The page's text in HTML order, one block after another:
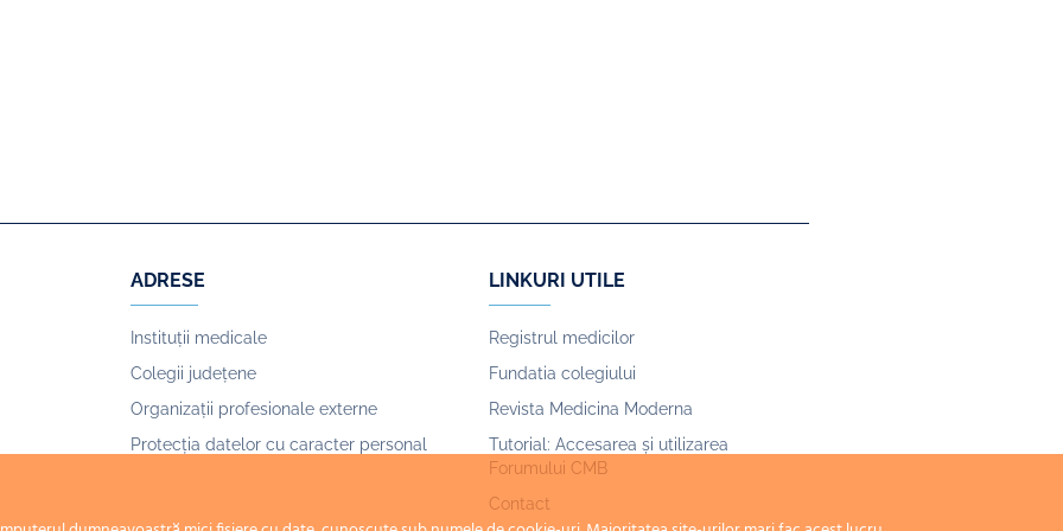
ADRESE
Instituții medicale
Colegii județene
Organizații profesionale externe
Protecția datelor cu caracter personal
LINKURI UTILE
Registrul medicilor
Fundatia colegiului
Revista Medicina Moderna
Tutorial: Accesarea și utilizarea
Forumului CMB
Contact